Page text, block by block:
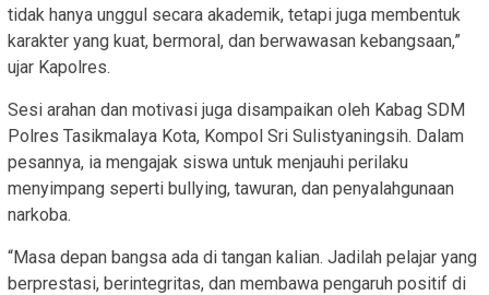
tidak hanya unggul secara akademik, tetapi juga membentuk
karakter yang kuat, bermoral, dan berwawasan kebangsaan,”
ujar Kapolres.
Sesi arahan dan motivasi juga disampaikan oleh Kabag SDM
Polres Tasikmalaya Kota, Kompol Sri Sulistyaningsih. Dalam
pesannya, ia mengajak siswa untuk menjauhi perilaku
menyimpang seperti bullying, tawuran, dan penyalahgunaan
narkoba.
“Masa depan bangsa ada di tangan kalian. Jadilah pelajar yang
berprestasi, berintegritas, dan membawa pengaruh positif di